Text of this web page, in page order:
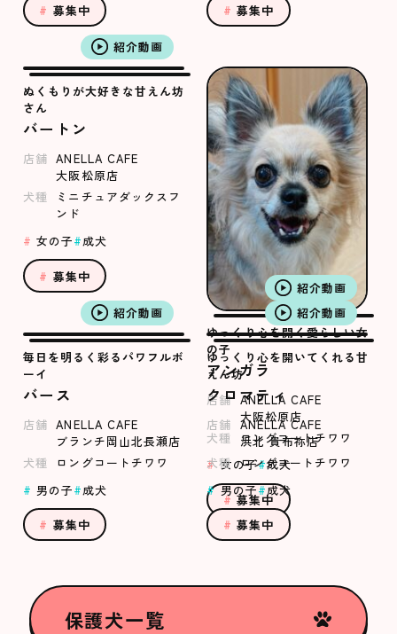
募集中 募集中
紹介動画
ぬくもりが大好きな甘えん坊
さん
バートン
店舗 ANELLA CAFE
大阪松原店
犬種
ミニチュアダックスフ
ンド
女の子
成犬
募集中
紹介動画
ゆっくり心を開く愛らしい女
の子
アンガラ
店舗 ANELLA CAFE
大阪松原店
犬種
ロングコートチワワ
女の子 成犬
募集中
紹介動画
毎日を明るく彩るパワフルボ
ーイ
バース
店舗 ANELLA CAFE
ブランチ岡山北長瀬店
犬種
ロングコートチワワ
男の子
成犬
募集中
紹介動画
ゆっくり心を開いてくれる甘
えん坊
クロマティ
店舗 ANELLA CAFE
浜北 貴布祢店
犬種 ロングコートチワワ
男の子 成犬
募集中
保護犬一覧